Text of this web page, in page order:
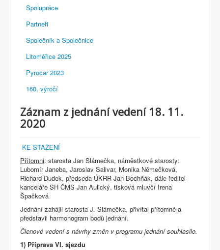
Spolupráce
Partneři
Společník a Společnice
Litoměřice 2025
Pyrocar 2023
160. výročí
Záznam z jednání vedení 18. 11.
2020
KE STAŽENÍ
Přítomni: starosta Jan Slámečka, náměstkové starosty:
Lubomír Janeba, Jaroslav Salivar, Monika Němečková,
Richard Dudek, předseda ÚKRR Jan Bochňák, dále ředitel
kanceláře SH ČMS Jan Aulický, tisková mluvčí Irena
Špačková
Jednání zahájil starosta J. Slámečka, přivítal přítomné a
představil harmonogram bodů jednání.
Členové vedení s návrhy změn v programu jednání souhlasilo.
1) Příprava VI. sjezdu